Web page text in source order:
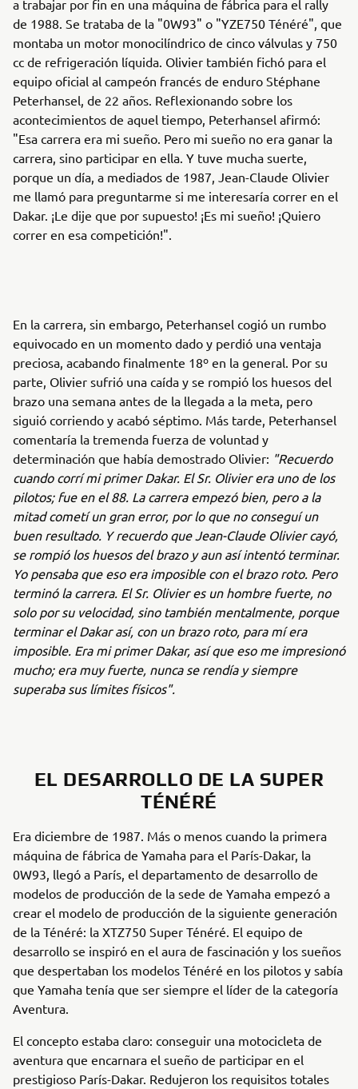
a trabajar por fin en una máquina de fábrica para el rally
de 1988. Se trataba de la "0W93" o "YZE750 Ténéré", que
montaba un motor monocilíndrico de cinco válvulas y 750
cc de refrigeración líquida. Olivier también fichó para el
equipo oficial al campeón francés de enduro Stéphane
Peterhansel, de 22 años. Reflexionando sobre los
acontecimientos de aquel tiempo, Peterhansel afirmó:
"Esa carrera era mi sueño. Pero mi sueño no era ganar la
carrera, sino participar en ella. Y tuve mucha suerte,
porque un día, a mediados de 1987, Jean-Claude Olivier
me llamó para preguntarme si me interesaría correr en el
Dakar. ¡Le dije que por supuesto! ¡Es mi sueño! ¡Quiero
correr en esa competición!".
En la carrera, sin embargo, Peterhansel cogió un rumbo
equivocado en un momento dado y perdió una ventaja
preciosa, acabando finalmente 18º en la general. Por su
parte, Olivier sufrió una caída y se rompió los huesos del
brazo una semana antes de la llegada a la meta, pero
siguió corriendo y acabó séptimo. Más tarde, Peterhansel
comentaría la tremenda fuerza de voluntad y
determinación que había demostrado Olivier: "Recuerdo
cuando corrí mi primer Dakar. El Sr. Olivier era uno de los
pilotos; fue en el 88. La carrera empezó bien, pero a la
mitad cometí un gran error, por lo que no conseguí un
buen resultado. Y recuerdo que Jean-Claude Olivier cayó,
se rompió los huesos del brazo y aun así intentó terminar.
Yo pensaba que eso era imposible con el brazo roto. Pero
terminó la carrera. El Sr. Olivier es un hombre fuerte, no
solo por su velocidad, sino también mentalmente, porque
terminar el Dakar así, con un brazo roto, para mí era
imposible. Era mi primer Dakar, así que eso me impresionó
mucho; era muy fuerte, nunca se rendía y siempre
superaba sus límites físicos".
EL DESARROLLO DE LA SUPER
TÉNÉRÉ
Era diciembre de 1987. Más o menos cuando la primera
máquina de fábrica de Yamaha para el París-Dakar, la
0W93, llegó a París, el departamento de desarrollo de
modelos de producción de la sede de Yamaha empezó a
crear el modelo de producción de la siguiente generación
de la Ténéré: la XTZ750 Super Ténéré. El equipo de
desarrollo se inspiró en el aura de fascinación y los sueños
que despertaban los modelos Ténéré en los pilotos y sabía
que Yamaha tenía que ser siempre el líder de la categoría
Aventura.
El concepto estaba claro: conseguir una motocicleta de
aventura que encarnara el sueño de participar en el
prestigioso París-Dakar. Redujeron los requisitos totales